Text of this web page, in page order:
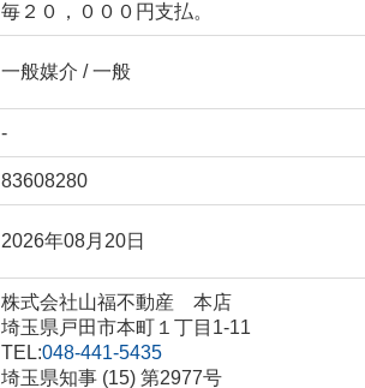
毎２０，０００円支払。
一般媒介 / 一般
-
83608280
2026年08月20日
株式会社山福不動産 本店
埼玉県戸田市本町１丁目1-11
TEL:048-441-5435
埼玉県知事 (15) 第2977号